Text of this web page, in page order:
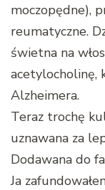
moczopędne),
reumatyczne.
świetna na
acetylocholinę,
Alzheimera.
Teraz trochę
uznawana za
Dodawana do
Ja